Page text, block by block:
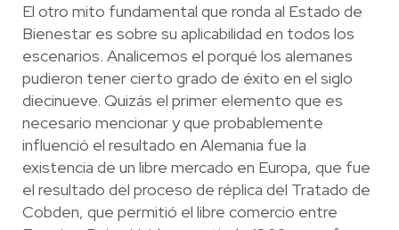
El otro mito fundamental que ronda al Estado de
Bienestar es sobre su aplicabilidad en todos los
escenarios. Analicemos el porqué los alemanes
pudieron tener cierto grado de éxito en el siglo
diecinueve. Quizás el primer elemento que es
necesario mencionar y que probablemente
influenció el resultado en Alemania fue la
existencia de un libre mercado en Europa, que fue
el resultado del proceso de réplica del Tratado de
Cobden, que permitió el libre comercio entre